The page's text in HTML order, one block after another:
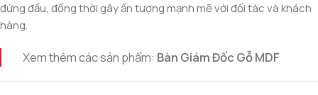
đứng đầu, đồng thời gây ấn tượng mạnh mẽ với đối tác và khách
hàng.
Xem thêm các sản phẩm: Bàn Giám Đốc Gỗ MDF